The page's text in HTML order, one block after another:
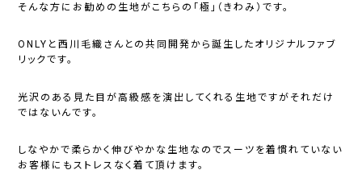
そんな方にお勧めの生地がこちらの 「極」（きわみ）です。
ONLYと西川毛織さんとの共同開発から誕生したオリジナルファブ
リックです。
光沢のある見た目が高級感を演出してくれる生地ですがそれだけ
ではないんです。
しなやかで柔らかく伸びやかな生地なのでスーツを着慣れていない
お客様にもストレスなく着て頂けます。